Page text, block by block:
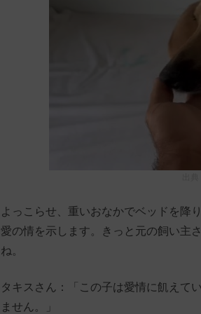
よっこらせ、重いおなかでベッドを降
愛の情を示します。きっと元の飼い主
ね。
タキスさん：「この子は愛情に飢えて
ません。」